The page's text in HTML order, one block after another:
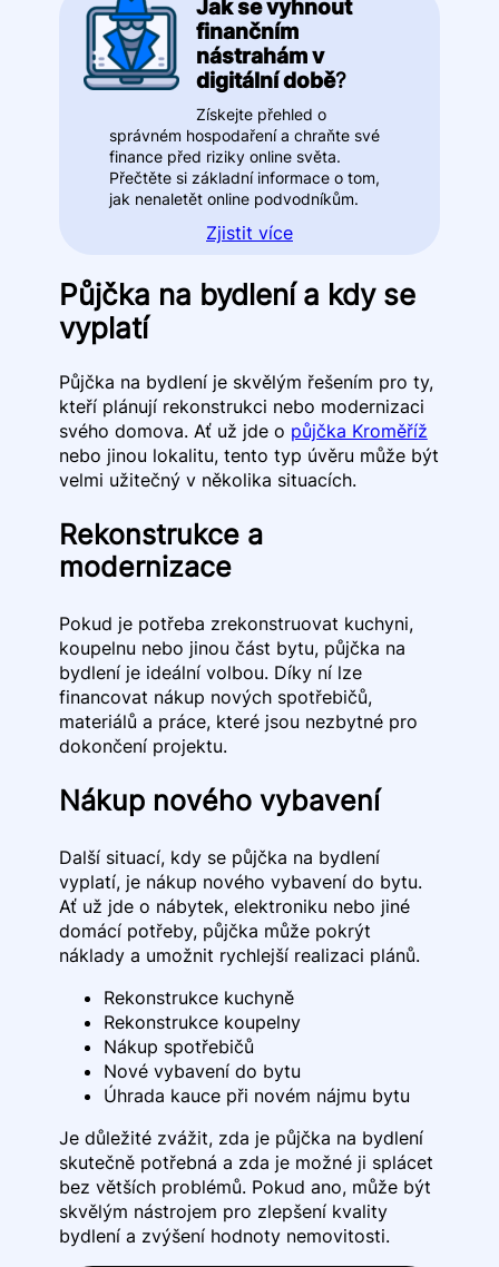
Jak se vyhnout
finančním
nástrahám v
digitální době?
Získejte přehled o
správném hospodaření a chraňte své
finance před riziky online světa.
Přečtěte si základní informace o tom,
jak nenaletět online podvodníkům.
Zjistit více
Půjčka na bydlení a kdy se
vyplatí
Půjčka na bydlení je skvělým řešením pro ty,
kteří plánují rekonstrukci nebo modernizaci
svého domova. Ať už jde o půjčka Kroměříž
nebo jinou lokalitu, tento typ úvěru může být
velmi užitečný v několika situacích.
Rekonstrukce a
modernizace
Pokud je potřeba zrekonstruovat kuchyni,
koupelnu nebo jinou část bytu, půjčka na
bydlení je ideální volbou. Díky ní lze
financovat nákup nových spotřebičů,
materiálů a práce, které jsou nezbytné pro
dokončení projektu.
Nákup nového vybavení
Další situací, kdy se půjčka na bydlení
vyplatí, je nákup nového vybavení do bytu.
Ať už jde o nábytek, elektroniku nebo jiné
domácí potřeby, půjčka může pokrýt
náklady a umožnit rychlejší realizaci plánů.
Rekonstrukce kuchyně
Rekonstrukce koupelny
Nákup spotřebičů
Nové vybavení do bytu
Úhrada kauce při novém nájmu bytu
Je důležité zvážit, zda je půjčka na bydlení
skutečně potřebná a zda je možné ji splácet
bez větších problémů. Pokud ano, může být
skvělým nástrojem pro zlepšení kvality
bydlení a zvýšení hodnoty nemovitosti.